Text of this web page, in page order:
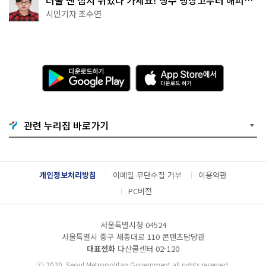
·무더위쉼터까지
시민기자 조수연
다
운
로
기
G
o
g
l
e
l
A
p
p
e
서
다
운
드
관련 누리집 바로가기
개인정보처리방침 이메일 무단수집 거부
이용약관
PC버전
서울특별시청 04524
서울특별시 중구 세종대로 110 콘텐츠담당관
대표전화 다산콜센터 02-120